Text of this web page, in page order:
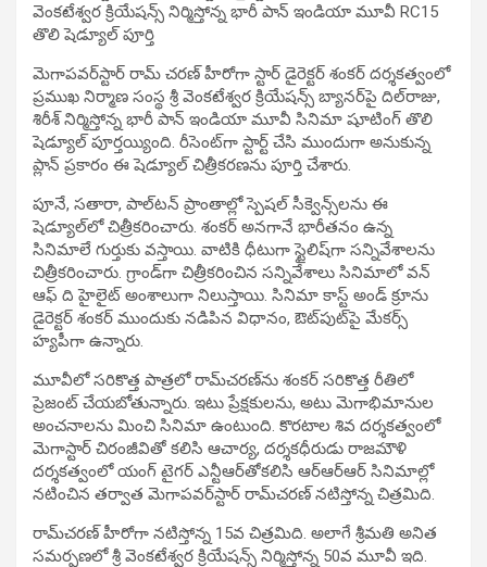
వెంక‌టేశ్వ‌ర క్రియేష‌న్స్ నిర్మిస్తోన్న భారీ పాన్ ఇండియా మూవీ RC15
తొలి షెడ్యూల్ పూర్తి
మెగాపవర్‌స్టార్ రామ్ చ‌ర‌ణ్ హీరోగా స్టార్ డైరెక్ట‌ర్ శంక‌ర్ ద‌ర్శ‌క‌త్వంలో
ప్రముఖ నిర్మాణ సంస్థ శ్రీ వెంక‌టేశ్వ‌ర క్రియేష‌న్స్ బ్యాన‌ర్‌పై దిల్‌రాజు,
శిరీశ్ నిర్మిస్తోన్న భారీ పాన్ ఇండియా మూవీ సినిమా షూటింగ్ తొలి
షెడ్యూల్‌ పూర్త‌య్యింది. రీసెంట్‌గా స్టార్ట్ చేసి ముందుగా అనుకున్న
ప్లాన్ ప్ర‌కారం ఈ షెడ్యూల్ చిత్రీక‌ర‌ణ‌ను పూర్తి చేశారు.
పూనే, స‌తారా, పాల్‌ట‌న్ ప్రాంతాల్లో స్పెష‌ల్ సీక్వెన్స్‌ల‌ను ఈ
షెడ్యూల్‌లో చిత్రీక‌రించారు. శంకర్ అన‌గానే భారీత‌నం ఉన్న
సినిమాలే గుర్తుకు వ‌స్తాయి. వాటికి ధీటుగా స్టైలిష్‌గా స‌న్నివేశాల‌ను
చిత్రీక‌రించారు. గ్రాండ్‌గా చిత్రీక‌రించిన‌ సన్నివేశాలు సినిమాలో వ‌న్
ఆఫ్ ది హైలైట్ అంశాలుగా నిలుస్తాయి. సినిమా కాస్ట్ అండ్ క్రూను
డైరెక్ట‌ర్ శంక‌ర్ ముందుకు న‌డిపిన విధానం, ఔట్‌పుట్‌పై మేక‌ర్స్
హ్య‌పీగా ఉన్నారు.
మూవీలో స‌రికొత్త పాత్ర‌లో రామ్‌చ‌ర‌ణ్‌ను శంక‌ర్ స‌రికొత్త రీతిలో
ప్రెజంట్ చేయ‌బోతున్నారు. ఇటు ప్రేక్ష‌కుల‌ను, అటు మెగాభిమానుల
అంచనాల‌ను మించి సినిమా ఉంటుంది. కొర‌టాల శివ‌ ద‌ర్శ‌క‌త్వంలో
మెగాస్టార్ చిరంజీవితో క‌లిసి ఆచార్య‌, ద‌ర్శ‌క‌ధీరుడు రాజమౌళి
ద‌ర్శ‌క‌త్వంలో యంగ్ టైగ‌ర్ ఎన్టీఆర్‌తోక‌లిసి ఆర్ఆర్ఆర్ సినిమాల్లో
న‌టించిన త‌ర్వాత‌ మెగాప‌వ‌ర్‌స్టార్ రామ్‌చ‌ర‌ణ్ న‌టిస్తోన్న చిత్ర‌మిది.
రామ్‌చ‌ర‌ణ్ హీరోగా నటిస్తోన్న 15వ చిత్ర‌మిది. అలాగే శ్రీమ‌తి అనిత
స‌మ‌ర్ప‌ణ‌లో శ్రీ వెంక‌టేశ్వ‌ర క్రియేష‌న్స్ నిర్మిస్తోన్న 50వ మూవీ ఇది.